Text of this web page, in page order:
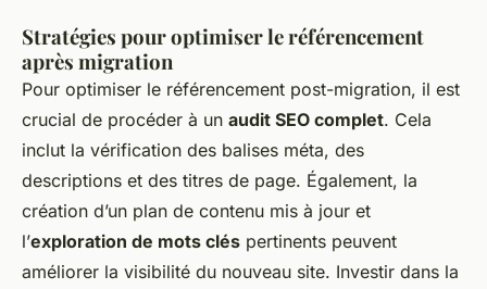
Stratégies pour optimiser le référencement
après migration
Pour optimiser le référencement post-migration, il est
crucial de procéder à un audit SEO complet. Cela
inclut la vérification des balises méta, des
descriptions et des titres de page. Également, la
création d’un plan de contenu mis à jour et
l’exploration de mots clés pertinents peuvent
améliorer la visibilité du nouveau site. Investir dans la